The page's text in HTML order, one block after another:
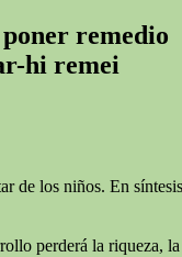
remedio
hi remei
de los niños. En
perderá la